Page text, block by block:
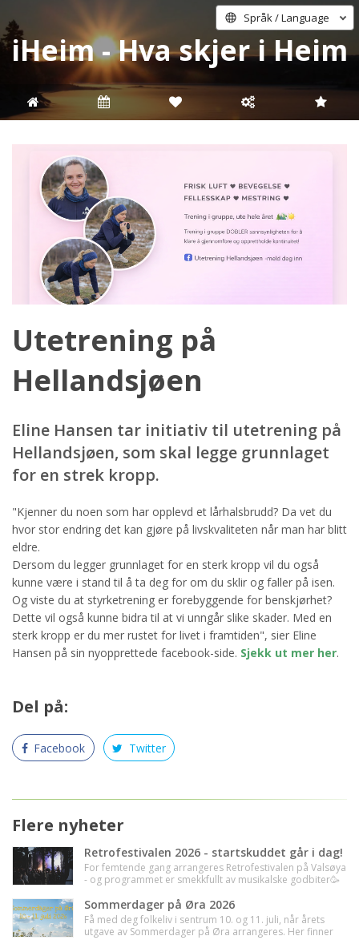
Språk / Language
iHeim - Hva skjer i Heim
Utetrening på
Hellandsjøen
Eline Hansen tar initiativ til utetrening på
Hellandsjøen, som skal legge grunnlaget
for en strek kropp.
"Kjenner du noen som har opplevd et lårhalsbrudd? Da vet du
hvor stor endring det kan gjøre på livskvaliteten når man har blitt
eldre.
Dersom du legger grunnlaget for en sterk kropp vil du også
kunne være i stand til å ta deg for om du sklir og faller på isen.
Og viste du at styrketrening er forebyggende for benskjørhet?
Dette vil også kunne bidra til at vi unngår slike skader. Med en
sterk kropp er du mer rustet for livet i framtiden", sier Eline
Hansen på sin nyopprettede facebook-side. Sjekk ut mer her.
Del på:
Facebook Twitter
Flere nyheter
Retrofestivalen 2026 - startskuddet går i dag!
For femtende gang arrangeres Retrofestivalen på Valsøya
- og programmet er smekkfullt av musikalske godbiter🥳
Sommerdager på Øra 2026
Få med deg folkeliv i sentrum 10. og 11. juli, når årets
utgave av Sommerdager på Øra arrangeres. Her finner